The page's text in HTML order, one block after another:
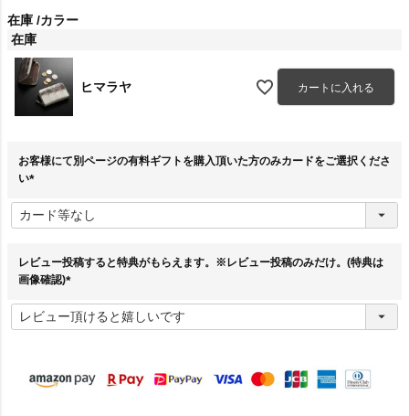
在庫 カラー
在庫
ヒマラヤ カートに入れる
お客様にて別ページの有料ギフトを購入頂いた方のみカードをご選択くださ
い
必
須
レビュー投稿すると特典がもらえます。※レビュー投稿のみだけ。(特典は
画像確認)
必
須